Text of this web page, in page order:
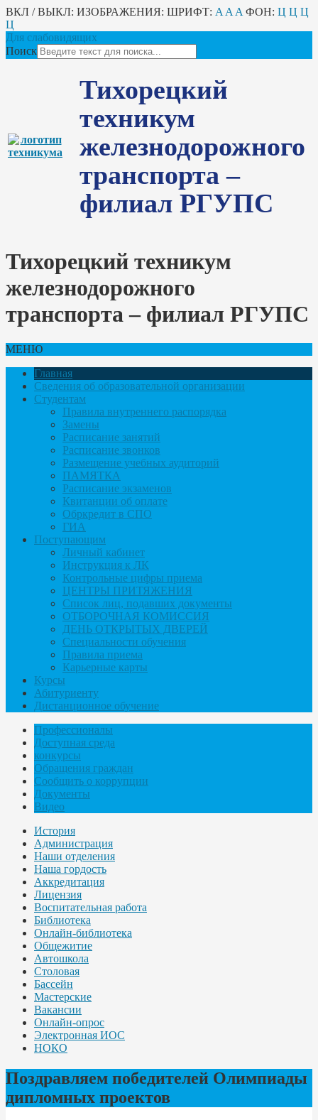
ВКЛ / ВЫКЛ: ИЗОБРАЖЕНИЯ: ШРИФТ: A A A ФОН: Ц Ц Ц
Ц
Для слабовидящих
Поиск
Тихорецкий
техникум
железнодорожного
транспорта –
филиал РГУПС
Тихорецкий техникум
железнодорожного
транспорта – филиал РГУПС
МЕНЮ
Главная
Сведения об образовательной организации
Студентам
Правила внутреннего распорядка
Замены
Расписание занятий
Расписание звонков
Размещение учебных аудиторий
ПАМЯТКА
Расписание экзаменов
Квитанции об оплате
Обркредит в СПО
ГИА
Поступающим
Личный кабинет
Инструкция к ЛК
Контрольные цифры приема
ЦЕНТРЫ ПРИТЯЖЕНИЯ
Список лиц, подавших документы
ОТБОРОЧНАЯ КОМИССИЯ
ДЕНЬ ОТКРЫТЫХ ДВЕРЕЙ
Специальности обучения
Правила приема
Карьерные карты
Курсы
Абитуриенту
Дистанционное обучение
Профессионалы
Доступная среда
конкурсы
Обращения граждан
Сообщить о коррупции
Документы
Видео
История
Администрация
Наши отделения
Наша гордость
Аккредитация
Лицензия
Воспитательная работа
Библиотека
Онлайн-библиотека
Общежитие
Автошкола
Столовая
Бассейн
Мастерские
Вакансии
Онлайн-опрос
Электронная ИОС
НОКО
Поздравляем победителей Олимпиады
дипломных проектов